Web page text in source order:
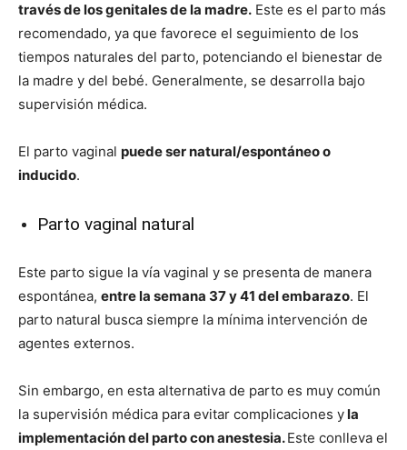
través de los genitales de la madre. Este es el parto más
recomendado, ya que favorece el seguimiento de los
tiempos naturales del parto, potenciando el bienestar de
la madre y del bebé. Generalmente, se desarrolla bajo
supervisión médica.
El parto vaginal puede ser natural/espontáneo o
inducido.
Parto vaginal natural
Este parto sigue la vía vaginal y se presenta de manera
espontánea, entre la semana 37 y 41 del embarazo. El
parto natural busca siempre la mínima intervención de
agentes externos.
Sin embargo, en esta alternativa de parto es muy común
la supervisión médica para evitar complicaciones yla
implementación del parto con anestesia.Este conlleva el